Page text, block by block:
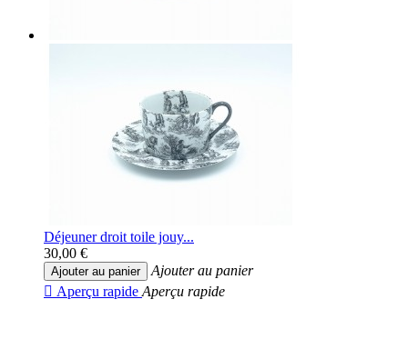
Déjeuner droit toile jouy...
30,00 €
Ajouter au panier
Ajouter au panier
 Aperçu rapide Aperçu rapide